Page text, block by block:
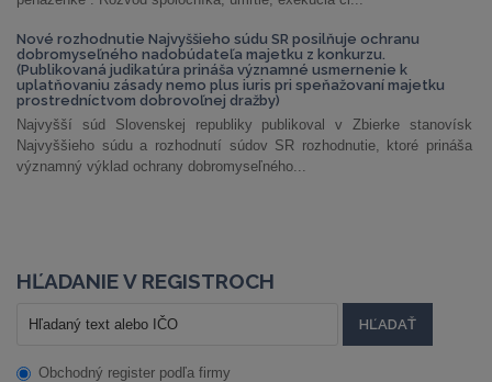
Nové rozhodnutie Najvyššieho súdu SR posilňuje ochranu
dobromyseľného nadobúdateľa majetku z konkurzu.
(Publikovaná judikatúra prináša významné usmernenie k
uplatňovaniu zásady nemo plus iuris pri speňažovaní majetku
prostredníctvom dobrovoľnej dražby)
Najvyšší súd Slovenskej republiky publikoval v Zbierke stanovísk
Najvyššieho súdu a rozhodnutí súdov SR rozhodnutie, ktoré prináša
významný výklad ochrany dobromyseľného...
HĽADANIE V REGISTROCH
Obchodný register podľa firmy